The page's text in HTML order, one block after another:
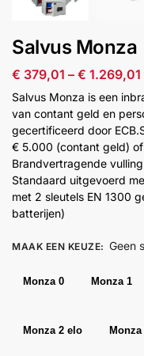
Inbraakbeveiliging
Merken
Outlet
Help &
Salvus Monza
€ 379,01 – € 1.269,01
Salvus Monza is een
van contant geld en
gecertificeerd door
€ 5.000 (contant geld)
Brandvertragende
Standaard uitgevoerd
met 2 sleutels EN 1300
batterijen)
MAAK EEN KEUZE: Geen
Monza 0 Monza 1
Monza 2 elo Monza